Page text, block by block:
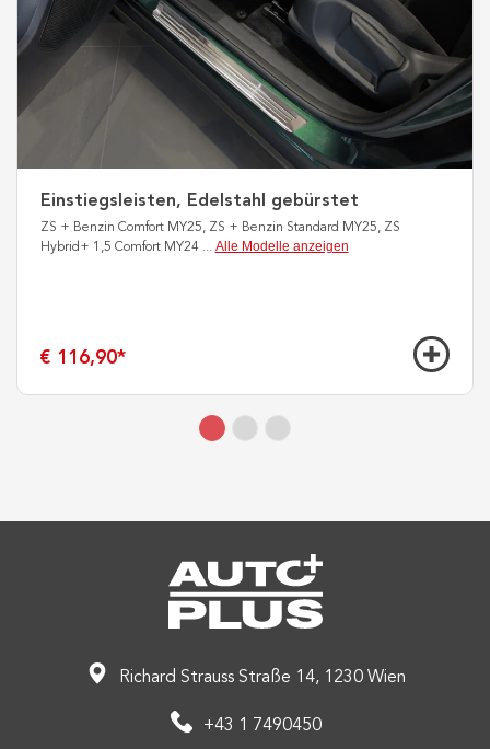
Einstiegsleisten, Edelstahl gebürstet
ZS + Benzin Comfort MY25, ZS + Benzin Standard MY25, ZS
Hybrid+ 1,5 Comfort MY24 ... Alle Modelle anzeigen
€ 116,90*
Richard Strauss Straße 14, 1230 Wien
+43 1 7490450